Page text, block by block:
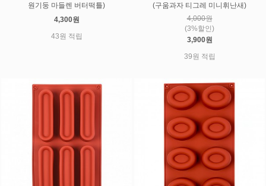
원기둥 마들렌 버터떡틀)
4,300원
43원 적립
(구움과자 티그레 미니휘난새)
4,000원
(3%할인)
3,900원
39원 적립